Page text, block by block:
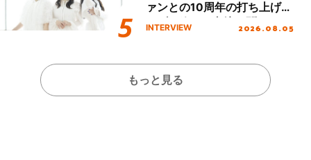
ァンとの10周年の打ち上げラ
イブを終えた心境を聞いた。
INTERVIEW 2026.08.05
もっと見る